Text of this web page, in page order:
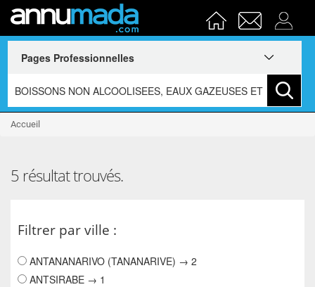
Accueil
5 résultat trouvés.
Filtrer par ville :
ANTANANARIVO (TANANARIVE) → 2
ANTSIRABE → 1